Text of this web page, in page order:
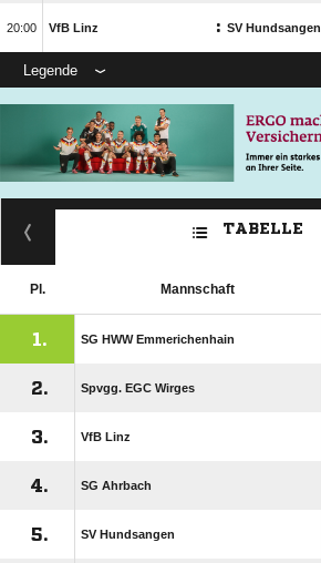
 VfB Linz : SV Hundsangen
Legende
TABELLE
Pl. Mannschaft
1. SG HWW Emmerichenhain
2. Spvgg. EGC Wirges
3. VfB Linz
4. SG Ahrbach
5. SV Hundsangen